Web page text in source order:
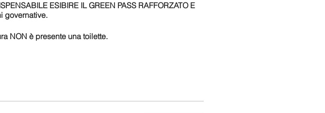
ESIBIRE IL GREEN PASS RAFFORZATO E
governative.
NON è presente una toilette.